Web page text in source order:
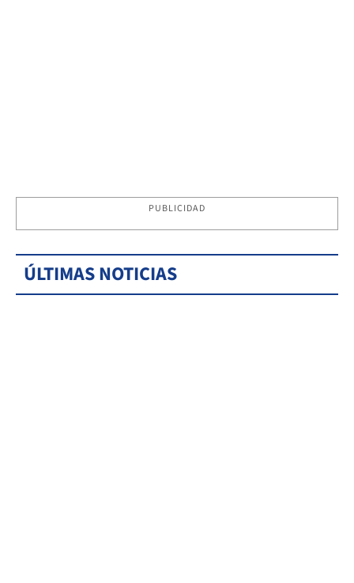
PUBLICIDAD
ÚLTIMAS NOTICIAS